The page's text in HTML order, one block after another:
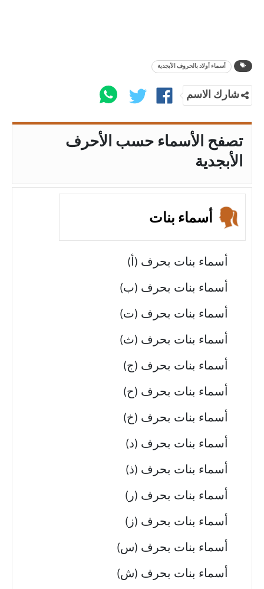
أسماء أولاد بالحروف الأبجدية
شارك الاسم
تصفح الأسماء حسب الأحرف
الأبجدية
أسماء بنات
أسماء بنات بحرف (أ)
أسماء بنات بحرف (ب)
أسماء بنات بحرف (ت)
أسماء بنات بحرف (ث)
أسماء بنات بحرف (ج)
أسماء بنات بحرف (ح)
أسماء بنات بحرف (خ)
أسماء بنات بحرف (د)
أسماء بنات بحرف (ذ)
أسماء بنات بحرف (ر)
أسماء بنات بحرف (ز)
أسماء بنات بحرف (س)
أسماء بنات بحرف (ش)